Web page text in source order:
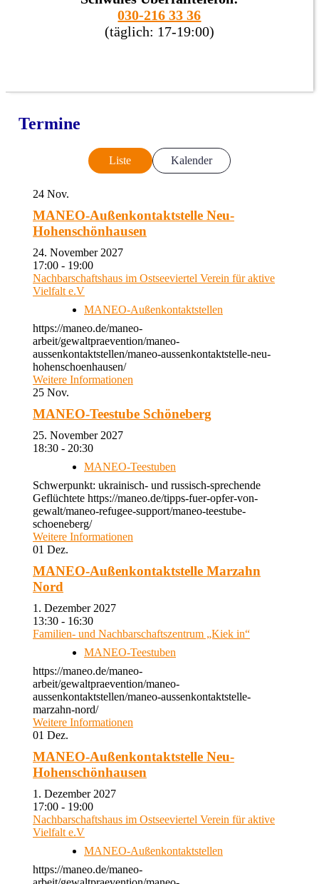
030-216 33 36
(täglich: 17-19:00)
Termine
Liste Kalender
24 Nov.
MANEO-Außenkontaktstelle Neu-
Hohenschönhausen
24. November 2027
17:00 - 19:00
Nachbarschaftshaus im Ostseeviertel Verein für aktive
Vielfalt e.V
MANEO-Außenkontaktstellen
https://maneo.de/maneo-
arbeit/gewaltpraevention/maneo-
aussenkontaktstellen/maneo-aussenkontaktstelle-neu-
hohenschoenhausen/
Weitere Informationen
25 Nov.
MANEO-Teestube Schöneberg
25. November 2027
18:30 - 20:30
MANEO-Teestuben
Schwerpunkt: ukrainisch- und russisch-sprechende
Geflüchtete https://maneo.de/tipps-fuer-opfer-von-
gewalt/maneo-refugee-support/maneo-teestube-
schoeneberg/
Weitere Informationen
01 Dez.
MANEO-Außenkontaktstelle Marzahn
Nord
1. Dezember 2027
13:30 - 16:30
Familien- und Nachbarschaftszentrum „Kiek in“
MANEO-Teestuben
https://maneo.de/maneo-
arbeit/gewaltpraevention/maneo-
aussenkontaktstellen/maneo-aussenkontaktstelle-
marzahn-nord/
Weitere Informationen
01 Dez.
MANEO-Außenkontaktstelle Neu-
Hohenschönhausen
1. Dezember 2027
17:00 - 19:00
Nachbarschaftshaus im Ostseeviertel Verein für aktive
Vielfalt e.V
MANEO-Außenkontaktstellen
https://maneo.de/maneo-